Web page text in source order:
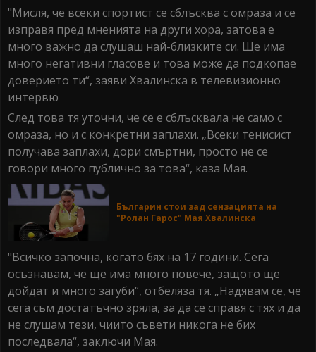
"Мисля, че всеки спортист се сблъсква с омраза и се
изправя пред мненията на други хора, затова е
много важно да слушаш най-близките си. Ще има
много негативни гласове и това може да подкопае
доверието ти“, заяви Хвалинска в телевизионно
интервю
След това тя уточни, че се е сблъсквала не само с
омраза, но и с конкретни заплахи. „Всеки тенисист
получава заплахи, дори смъртни, просто не се
говори много публично за това“, каза Мая.
Българин стои зад сензацията на
"Ролан Гарос" Мая Хвалинска
"Всичко започна, когато бях на 17 години. Сега
осъзнавам, че ще има много повече, защото ще
дойдат и много загуби“, отбеляза тя. „Надявам се, че
сега съм достатъчно зряла, за да се справя с тях и да
не слушам тези, чиито съвети никога не бих
последвала“, заключи Мая.